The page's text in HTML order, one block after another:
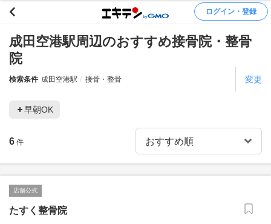
ログイン・登録
成田空港駅周辺のおすすめ接骨院・整骨
院
検索条件 成田空港駅 接骨・整骨 変更
早朝OK
6 件
店舗公式
たすく整骨院